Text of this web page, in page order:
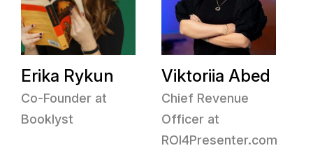
Erika Rykun
Co-Founder at
Booklyst
Viktoriia Abed
Chief Revenue
Officer at
ROI4Presenter.com